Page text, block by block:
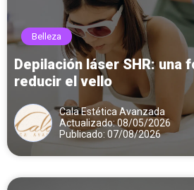
Belleza
Depilación láser SHR: una
reducir el vello
Cala Estética Avanzada
Actualizado: 08/05/2026
Publicado: 07/08/2026